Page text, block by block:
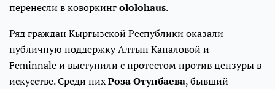
перенесли в коворкингololohaus.
Ряд граждан Кыргызской Республики оказали
публичную поддержку Алтын Капаловой и
Feminnale и выступили с протестом против цензуры в
искусстве. Среди нихРоза Отунбаева, бывший